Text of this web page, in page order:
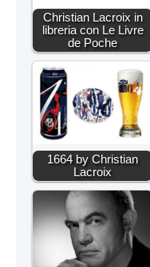
Christian Lacroix in
libreria con Le Livre
de Poche
1664 by Christian
Lacroix